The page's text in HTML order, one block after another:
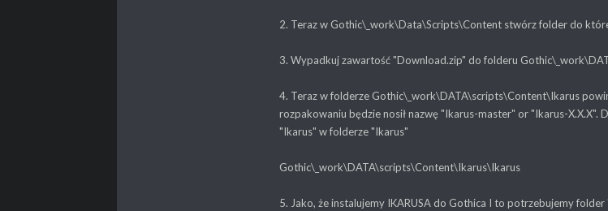
2. Teraz w Gothic\_work\Data\Scripts\Content stwórz folder do
3. Wypadkuj zawartość "Download.zip" do folderu
4. Teraz w folderze Gothic\_work\DATA\scripts\Content\Ikarus
rozpakowaniu będzie nosił nazwę "Ikarus-master" or "Ikarus-X.X.X".
"Ikarus" w folderze "Ikarus"
Gothic\_work\DATA\scripts\Content\Ikarus\Ikarus
5. Jako, że instalujemy IKARUSA do Gothica I to potrzebujemy